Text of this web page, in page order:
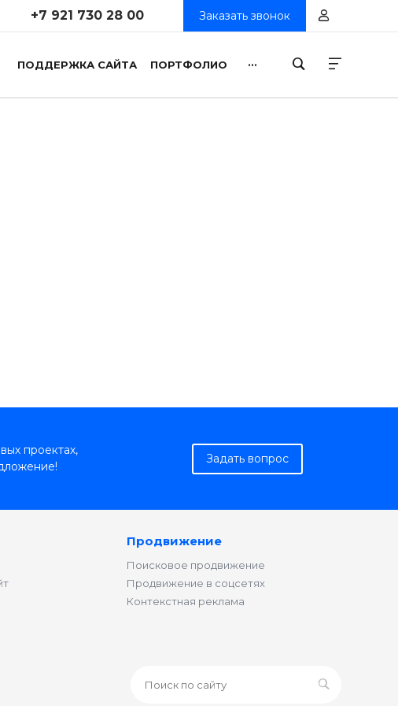
+7 921 730 28 00 Заказать звонок
ПОДДЕРЖКА САЙТА ПОРТФОЛИО ...
проектах,
Задать вопрос
Продвижение
Поисковое продвижение
Продвижение в соцсетях
Контекстная реклама